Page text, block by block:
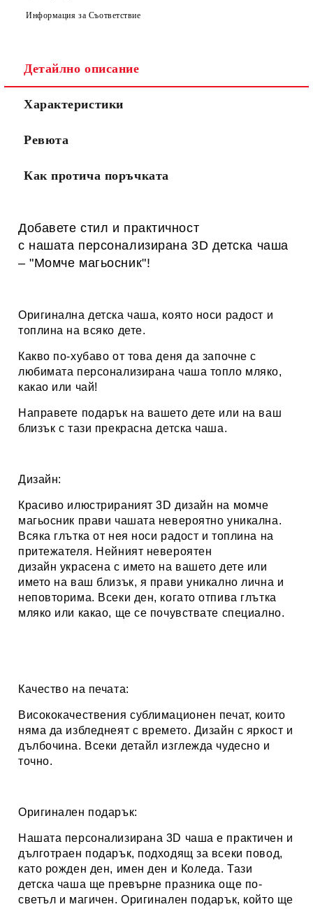
Информация за Съответствие
Детайлно описание
Характеристики
Ревюта
Как протича поръчката
Добавете стил и практичност
с нашата персонализирана 3D детска чаша
– "Момче магьосник"!
Оригинална детска чаша, която носи радост и
топлина на всяко дете.
Какво по-хубаво от това деня да започне с
любимата персонализирана чаша топло мляко,
какао или чай!
Направете подарък на вашето дете или на ваш
близък с тази прекрасна детска чаша.
Дизайн:
Красиво илюстрираният 3D дизайн на момче
магьосник прави чашата невероятно уникална.
Всяка глътка от нея носи радост и топлина на
притежателя. Нейният невероятен
дизайн украсена с името на вашето дете или
името на ваш близък, я прави уникално лична и
неповторима. Всеки ден, когато отпива глътка
мляко или какао, ще се почувствате специално.
Качество на печата:
Висококачествения сублимационен печат, които
няма да избледнеят с времето. Дизайн с яркост и
дълбочина. Всеки детайл изглежда чудесно и
точно.
Оригинален подарък:
Нашата персонализирана 3D чаша е практичен и
дълготраен подарък, подходящ за всеки повод,
като рожден ден, имен ден и Коледа. Тази
детска чаша ще превърне празника още по-
светъл и магичен. Оригинален подарък, който ще